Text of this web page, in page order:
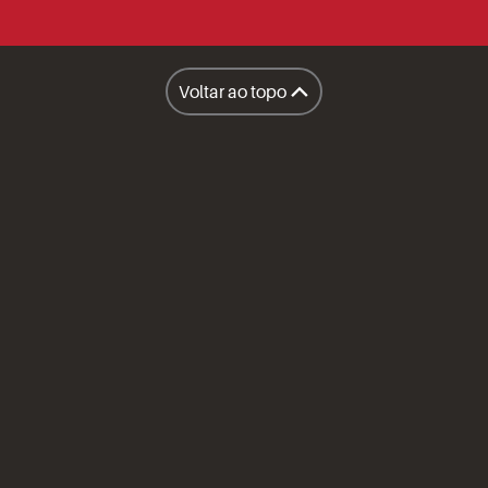
Lanchonete Móvel
RestaurantesVoltar ao topo